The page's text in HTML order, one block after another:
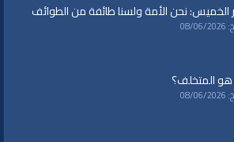
الخميس: نحن الأمة ولسنا طائفة من الطوائف
المتخلف؟